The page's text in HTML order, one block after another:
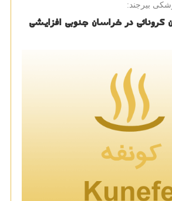
بیرجند:
كرونائی در خراسان جنوبی افزایشی